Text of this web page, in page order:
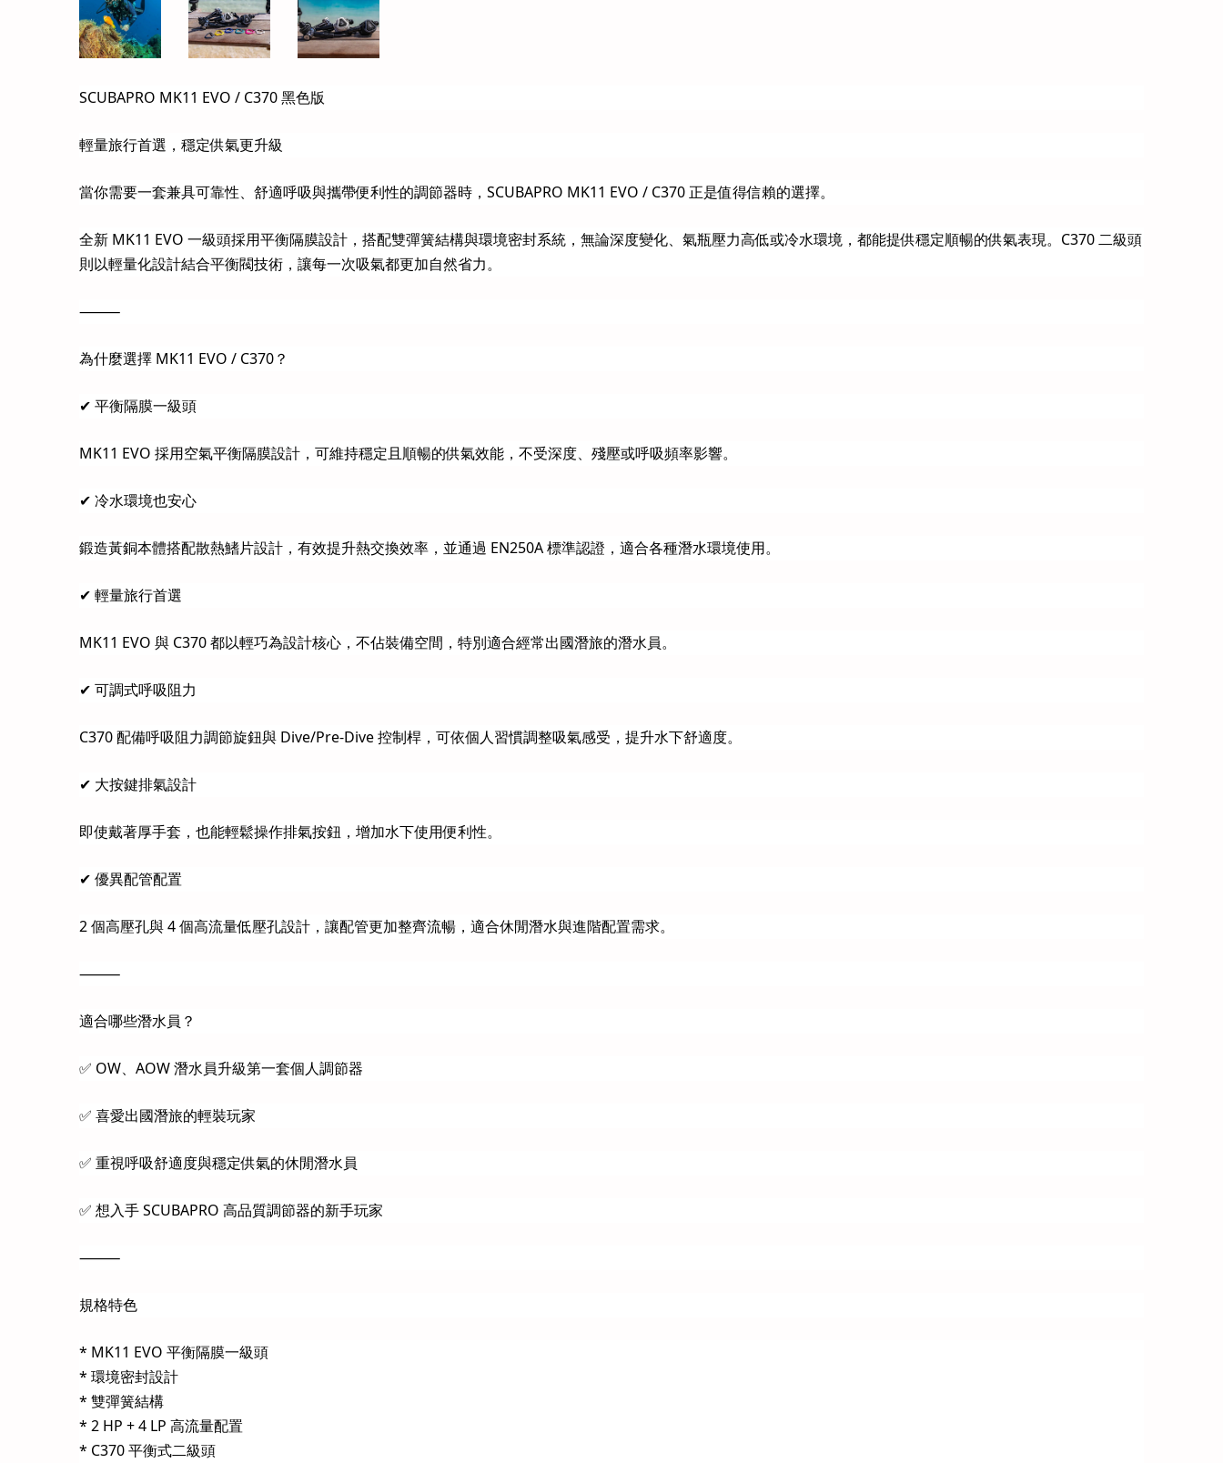
SCUBAPRO MK11 EVO / C370 黑色版
輕量旅行首選，穩定供氣更升級
當你需要一套兼具可靠性、舒適呼吸與攜帶便利性的調節器時，SCUBAPRO MK11 EVO / C370 正是值得信賴的選擇。
全新 MK11 EVO 一級頭採用平衡隔膜設計，搭配雙彈簧結構與環境密封系統，無論深度變化、氣瓶壓力高低或冷水環境，都能提供穩定順暢的供氣表現。C370 二級頭
則以輕量化設計結合平衡閥技術，讓每一次吸氣都更加自然省力。
⸻
為什麼選擇 MK11 EVO / C370？
✔ 平衡隔膜一級頭
MK11 EVO 採用空氣平衡隔膜設計，可維持穩定且順暢的供氣效能，不受深度、殘壓或呼吸頻率影響。
✔ 冷水環境也安心
鍛造黃銅本體搭配散熱鰭片設計，有效提升熱交換效率，並通過 EN250A 標準認證，適合各種潛水環境使用。
✔ 輕量旅行首選
MK11 EVO 與 C370 都以輕巧為設計核心，不佔裝備空間，特別適合經常出國潛旅的潛水員。
✔ 可調式呼吸阻力
C370 配備呼吸阻力調節旋鈕與 Dive/Pre-Dive 控制桿，可依個人習慣調整吸氣感受，提升水下舒適度。
✔ 大按鍵排氣設計
即使戴著厚手套，也能輕鬆操作排氣按鈕，增加水下使用便利性。
✔ 優異配管配置
2 個高壓孔與 4 個高流量低壓孔設計，讓配管更加整齊流暢，適合休閒潛水與進階配置需求。
⸻
適合哪些潛水員？
✅ OW、AOW 潛水員升級第一套個人調節器
✅ 喜愛出國潛旅的輕裝玩家
✅ 重視呼吸舒適度與穩定供氣的休閒潛水員
✅ 想入手 SCUBAPRO 高品質調節器的新手玩家
⸻
規格特色
* MK11 EVO 平衡隔膜一級頭
* 環境密封設計
* 雙彈簧結構
* 2 HP + 4 LP 高流量配置
* C370 平衡式二級頭